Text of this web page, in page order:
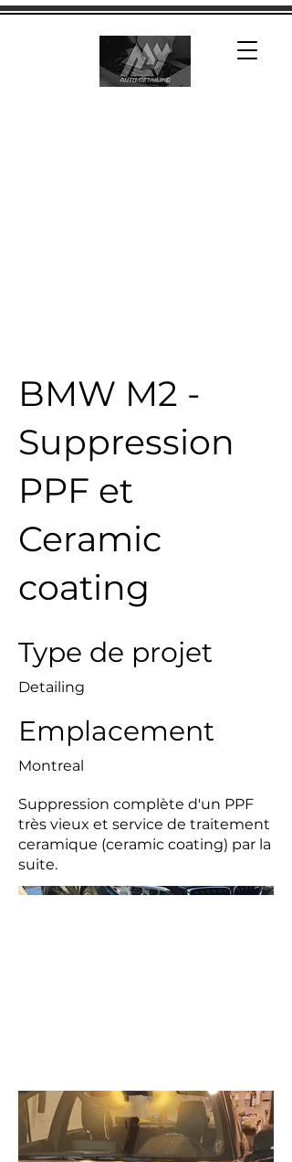
BMW M2 -
Suppression
PPF et
Ceramic
coating
Type de projet
Detailing
Emplacement
Montreal
Suppression complète d'un PPF
très vieux et service de traitement
ceramique (ceramic coating) par la
suite.